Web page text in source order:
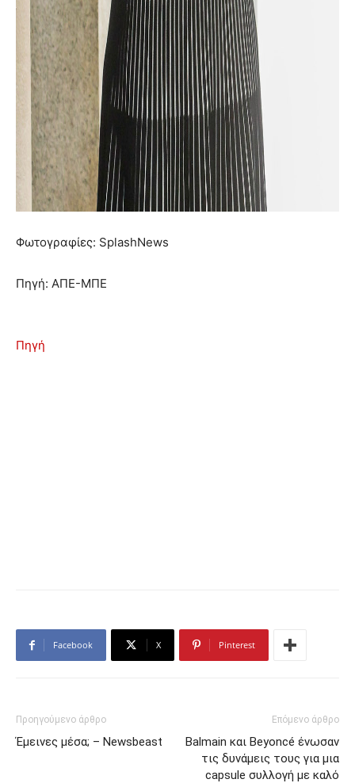
Φωτογραφίες: SplashNews
Πηγή: ΑΠΕ-ΜΠΕ
Πηγή
Facebook X Pinterest
Προηγούμενο άρθρο
Έμεινες μέσα; – Newsbeast
Επόμενο άρθρο
Balmain και Beyoncé ένωσαν
τις δυνάμεις τους για μια
capsule συλλογή με καλό